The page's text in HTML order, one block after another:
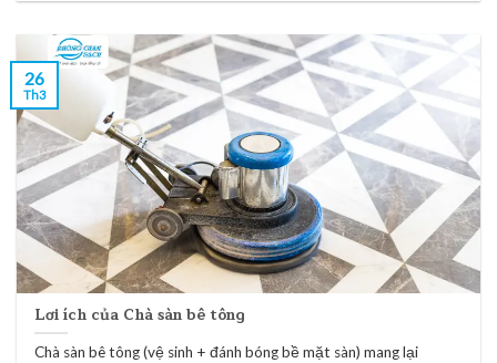
Lơi ích của Chà sàn bê tông
Chà sàn bê tông (vệ sinh + đánh bóng bề mặt sàn) mang lại
26
Th3